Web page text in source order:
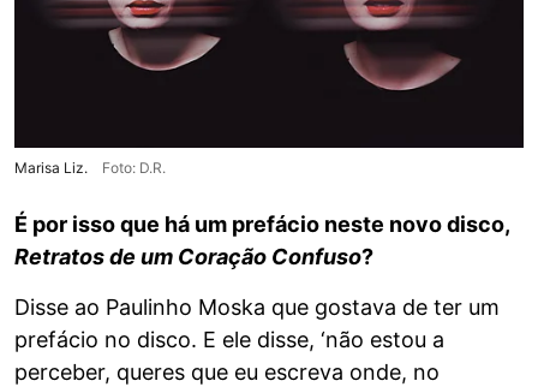
Marisa Liz. Foto: D.R.
É por isso que há um prefácio neste novo disco,
Retratos de um Coração Confuso?
Disse ao Paulinho Moska que gostava de ter um
prefácio no disco. E ele disse, ‘não estou a
perceber, queres que eu escreva onde, no